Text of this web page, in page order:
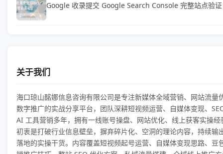
Google 收录提交 Google Search Console 完整站点验证
关于我们
海口琼山酩娜信息咨询有限公司是专注新媒体全域营销、网站流量
数字推广的实战分享平台，团队深耕短视频运营、自媒体变现、
AI 工具营销多年，拥有一线账号操盘、网站优化、线上获客实操经
初衷是打破行业信息壁垒，摒弃碎片化、空洞的理论内容，持续输
落地的实操干货。内容覆盖短视频起号运营、自媒体变现思路、豆